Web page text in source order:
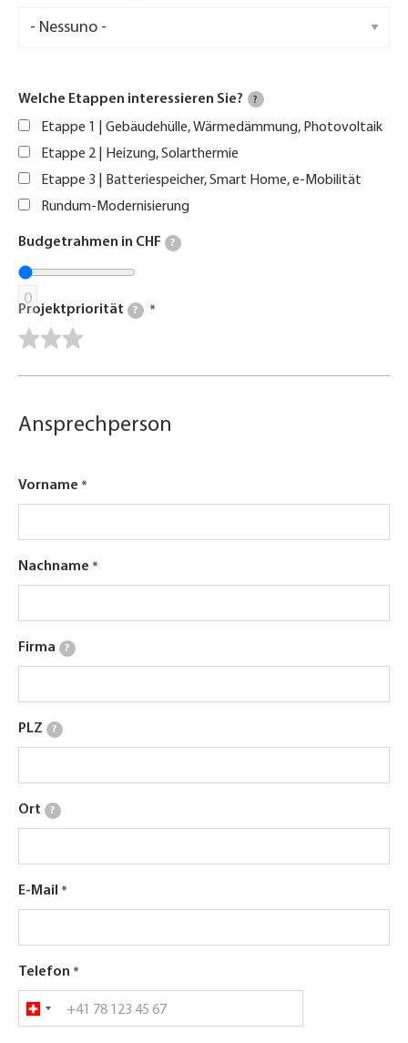
Welche Etappen interessieren Sie? ?
Etappe 1 | Gebäudehülle, Wärmedämmung, Photovoltaik
Etappe 2 | Heizung, Solarthermie
Etappe 3 | Batteriespeicher, Smart Home, e-Mobilität
Rundum-Modernisierung
Budgetrahmen in CHF ?
0
Projektpriorität ?
Ansprechperson
Vorname
Nachname
Firma ?
PLZ ?
Ort ?
E-Mail
Telefon